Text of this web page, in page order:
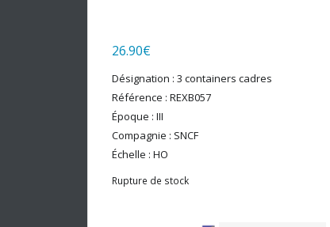
26.90€
Désignation : 3 containers cadres
Référence : REXB057
Époque : III
Compagnie : SNCF
Échelle : HO
Rupture de stock